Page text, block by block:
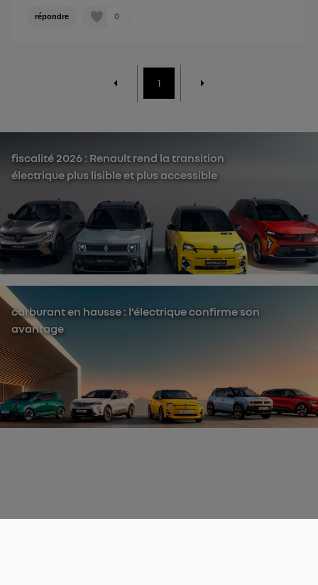
répondre 0
1
fiscalité 2026 : Renault rend la transition
électrique plus lisible et plus accessible
carburant en hausse : l’électrique confirme son
avantage